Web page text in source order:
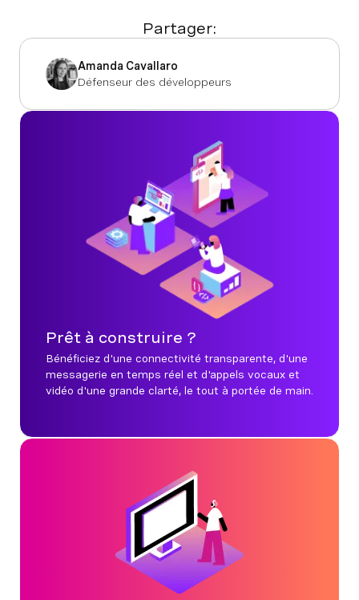
Partager:
Amanda Cavallaro
Défenseur des développeurs
Prêt à construire ?
Bénéficiez d'une connectivité transparente, d'une
messagerie en temps réel et d'appels vocaux et
vidéo d'une grande clarté, le tout à portée de main.